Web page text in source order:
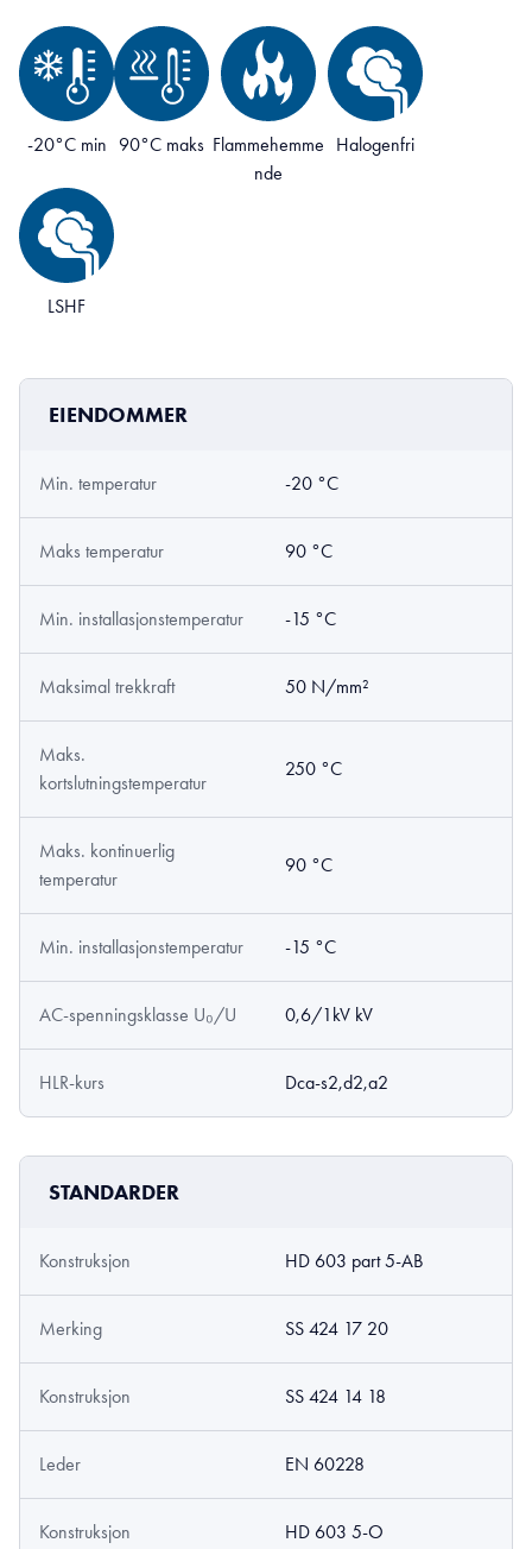
-20°C min 90°C maks Flammehemme
nde
Halogenfri
LSHF
EIENDOMMER
Min. temperatur -20 °C
Maks temperatur 90 °C
Min. installasjonstemperatur -15 °C
Maksimal trekkraft 50 N/mm²
Maks.
kortslutningstemperatur
250 °C
Maks. kontinuerlig
temperatur
90 °C
Min. installasjonstemperatur -15 °C
AC-spenningsklasse U₀/U 0,6/1kV kV
HLR-kurs Dca-s2,d2,a2
STANDARDER
Konstruksjon HD 603 part 5-AB
Merking SS 424 17 20
Konstruksjon SS 424 14 18
Leder EN 60228
Konstruksjon HD 603 5-O